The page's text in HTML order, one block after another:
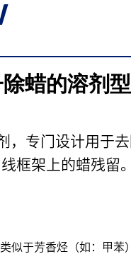
蜡的溶剂
，专门设计用于
框架上的蜡残留。
似于芳香烃（如：甲苯